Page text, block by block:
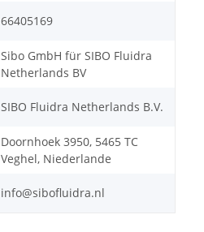
66405169
Sibo GmbH für SIBO Fluidra
Netherlands BV
SIBO Fluidra Netherlands B.V.
Doornhoek 3950, 5465 TC
Veghel, Niederlande
info@sibofluidra.nl